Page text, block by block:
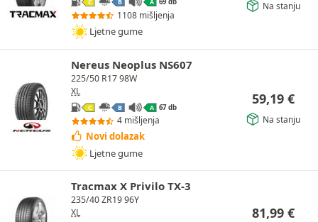
C B A
1108 mišljenja
Ljetne gume
Na stanju
Nereus Neoplus NS607
225/50 R17 98W
XL
C B A 67 db
4 mišljenja
Novi dolazak
Ljetne gume
59,19 €
Na stanju
Tracmax X Privilo TX-3
235/40 ZR19 96Y
XL
81,99 €